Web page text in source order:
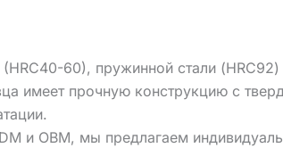
60), пружинной стали
имеет прочную конструкцию с
и OBM, мы предлагаем